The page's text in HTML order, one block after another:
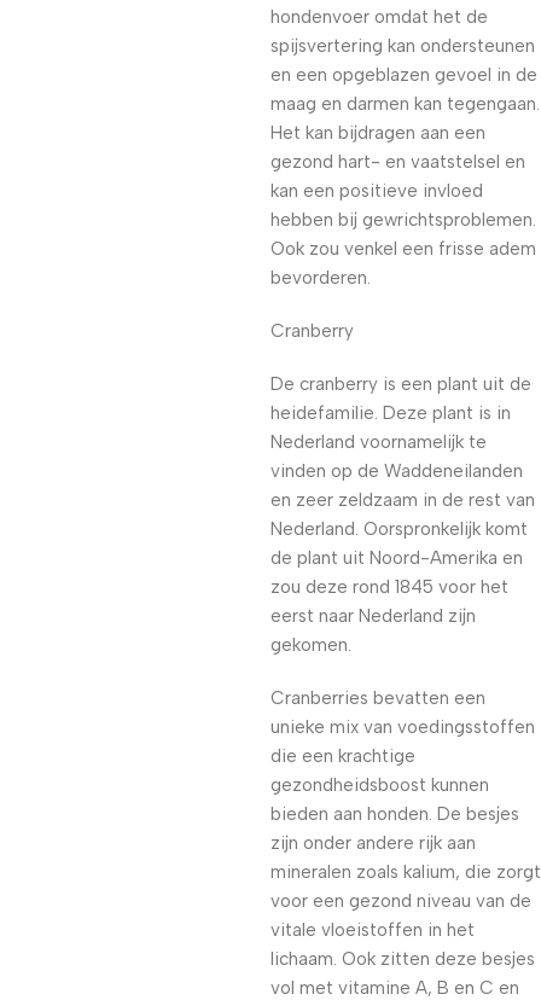
hondenvoer omdat het de
spijsvertering kan ondersteunen
en een opgeblazen gevoel in de
maag en darmen kan tegengaan.
Het kan bijdragen aan een
gezond hart- en vaatstelsel en
kan een positieve invloed
hebben bij gewrichtsproblemen.
Ook zou venkel een frisse adem
bevorderen.
Cranberry
De cranberry is een plant uit de
heidefamilie. Deze plant is in
Nederland voornamelijk te
vinden op de Waddeneilanden
en zeer zeldzaam in de rest van
Nederland. Oorspronkelijk komt
de plant uit Noord-Amerika en
zou deze rond 1845 voor het
eerst naar Nederland zijn
gekomen.
Cranberries bevatten een
unieke mix van voedingsstoffen
die een krachtige
gezondheidsboost kunnen
bieden aan honden. De besjes
zijn onder andere rijk aan
mineralen zoals kalium, die zorgt
voor een gezond niveau van de
vitale vloeistoffen in het
lichaam. Ook zitten deze besjes
vol met vitamine A, B en C en